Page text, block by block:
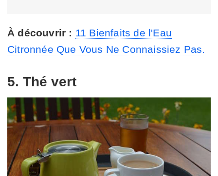
À découvrir : 11 Bienfaits de l'Eau
Citronnée Que Vous Ne Connaissiez Pas.
5. Thé vert